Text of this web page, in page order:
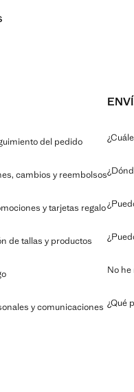
No he
¿Qué
del pedido
cambios y reembolsos
y tarjetas regalo
de tallas y productos
y comunicaciones